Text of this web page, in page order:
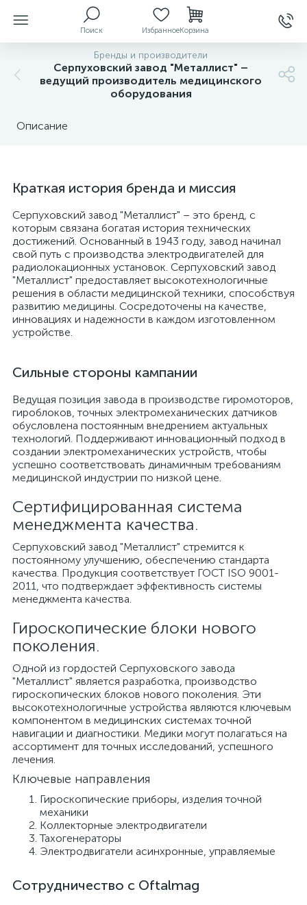
Поиск ИзбранноеКорзина
Бренды и производители
Серпуховский завод "Металлист" –
ведущий производитель медицинского
оборудования
Описание
Краткая история бренда и миссия
Серпуховский завод "Металлист" – это бренд, с
которым связана богатая история технических
достижений. Основанный в 1943 году, завод начинал
свой путь с производства электродвигателей для
радиолокационных установок. Серпуховский завод
"Металлист" предоставляет высокотехнологичные
решения в области медицинской техники, способствуя
развитию медицины. Сосредоточены на качестве,
инновациях и надежности в каждом изготовленном
устройстве.
Сильные стороны кампании
Ведущая позиция завода в производстве гиромоторов,
гироблоков, точных электромеханических датчиков
обусловлена постоянным внедрением актуальных
технологий. Поддерживают инновационный подход в
создании электромеханических устройств, чтобы
успешно соответствовать динамичным требованиям
медицинской индустрии по низкой цене.
Сертифицированная система
менеджмента качества.
Серпуховский завод "Металлист" стремится к
постоянному улучшению, обеспечению стандарта
качества. Продукция соответствует ГОСТ ISO 9001-
2011, что подтверждает эффективность системы
менеджмента качества.
Гироскопические блоки нового
поколения.
Одной из гордостей Серпуховского завода
"Металлист" является разработка, производство
гироскопических блоков нового поколения. Эти
высокотехнологичные устройства являются ключевым
компонентом в медицинских системах точной
навигации и диагностики. Медики могут полагаться на
ассортимент для точных исследований, успешного
лечения.
Ключевые направления
Гироскопические приборы, изделия точной
механики
Коллекторные электродвигатели
Тахогенераторы
Электродвигатели асинхронные, управляемые
Сотрудничество с Oftalmag